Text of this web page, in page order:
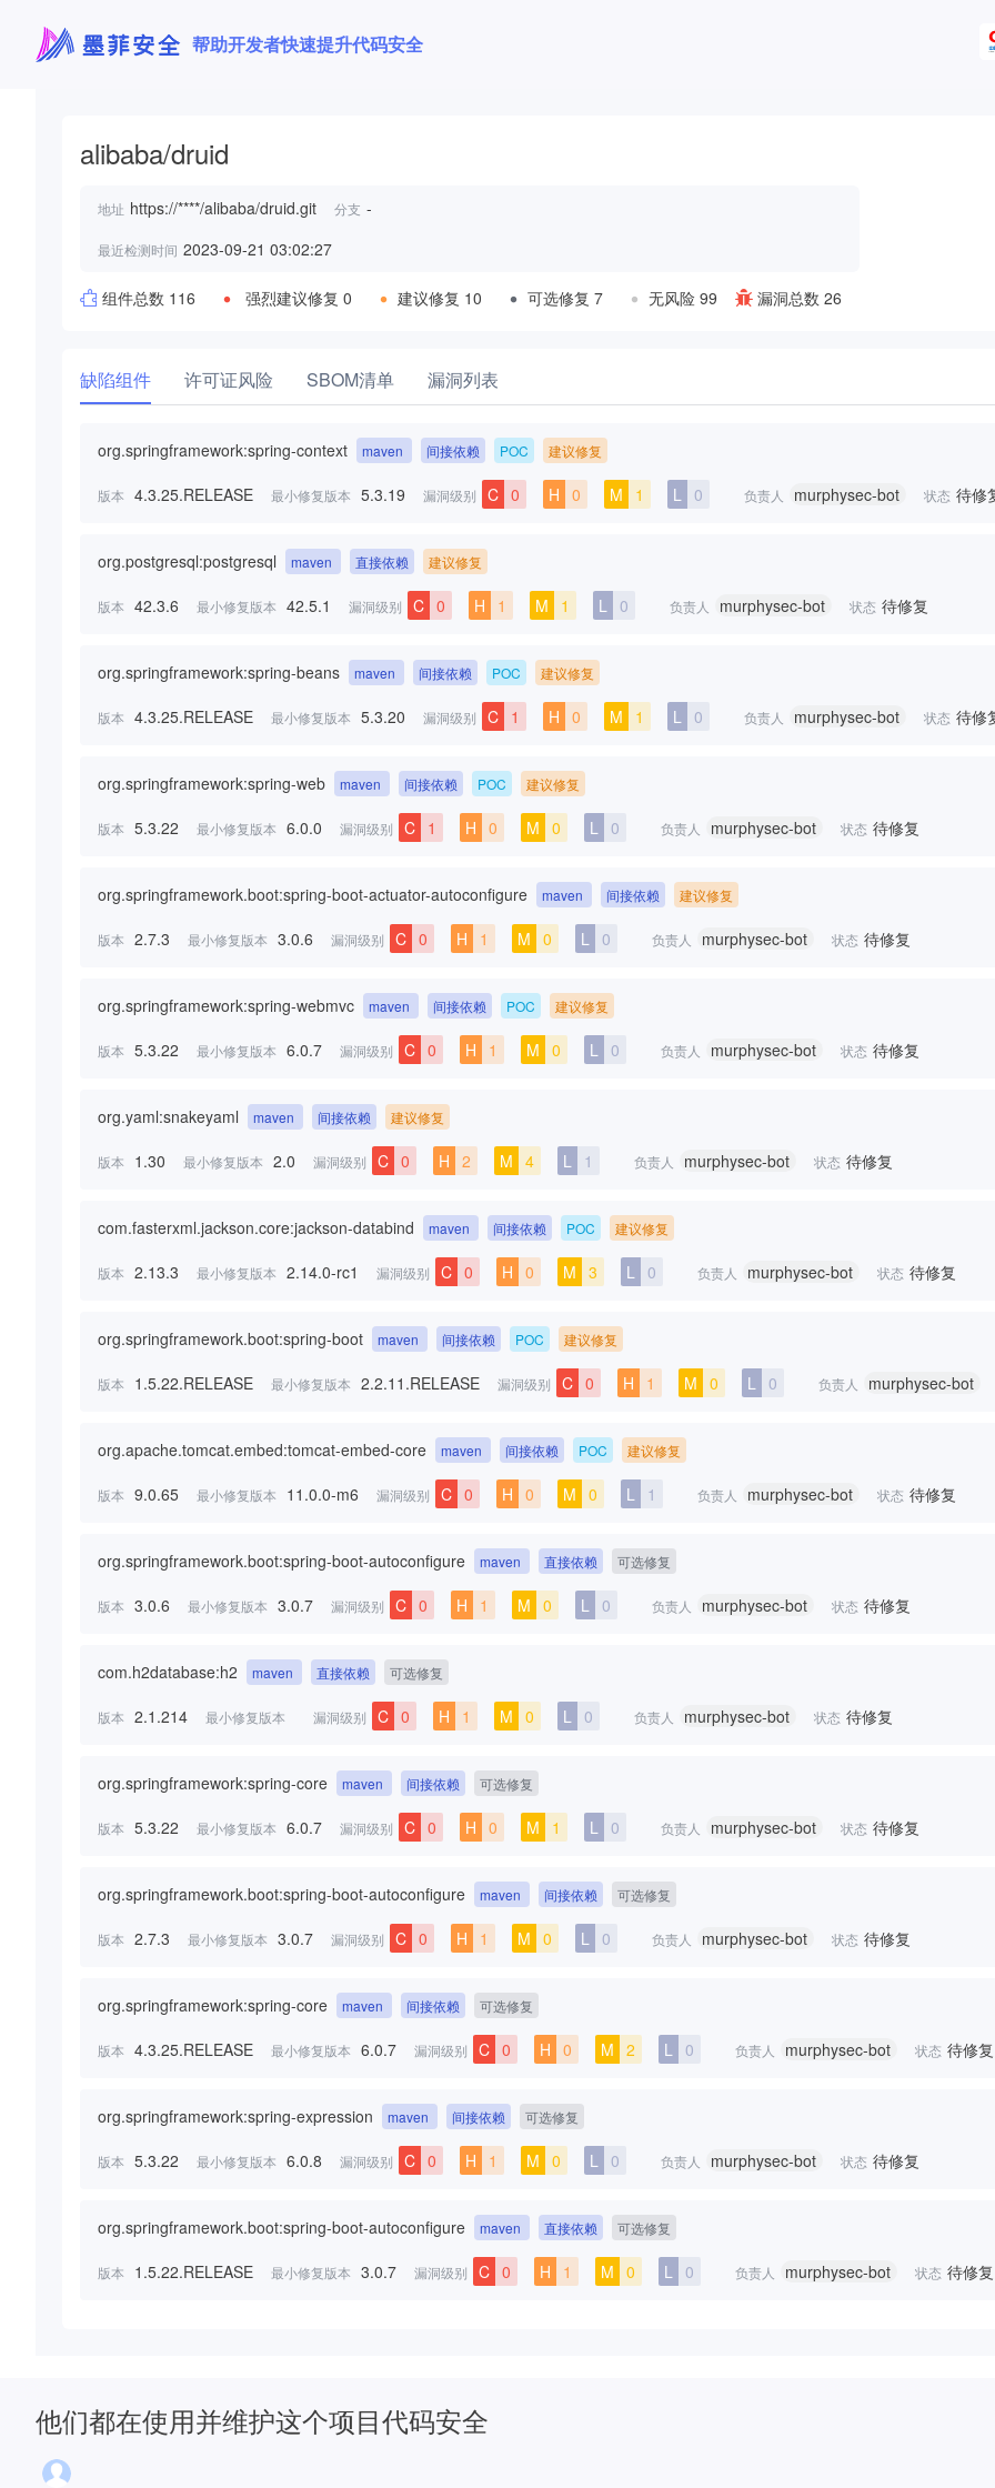
帮助开发者快速提升代码安全
alibaba/druid
地址 https://****/alibaba/druid.git 分支 -
最近检测时间 2023-09-21 03:02:27
组件总数 116 强烈建议修复 0 建议修复 10 可选修复 7 无风险 99 漏洞总数 26
缺陷组件 许可证风险 SBOM清单 漏洞列表
org.springframework:spring-context maven 间接依赖 POC 建议修复
版本 4.3.25.RELEASE 最小修复版本 5.3.19 漏洞级别 C 0 H 0 M 1 L 0 负责人 murphysec-bot 状态 待修
org.postgresql:postgresql maven 直接依赖 建议修复
版本 42.3.6 最小修复版本 42.5.1 漏洞级别 C 0 H 1 M 1 L 0 负责人 murphysec-bot 状态 待修复
org.springframework:spring-beans maven 间接依赖 POC 建议修复
版本 4.3.25.RELEASE 最小修复版本 5.3.20 漏洞级别 C 1 H 0 M 1 L 0 负责人 murphysec-bot 状态 待修
org.springframework:spring-web maven 间接依赖 POC 建议修复
版本 5.3.22 最小修复版本 6.0.0 漏洞级别 C 1 H 0 M 0 L 0 负责人 murphysec-bot 状态 待修复
org.springframework.boot:spring-boot-actuator-autoconfigure maven 间接依赖 建议修复
版本 2.7.3 最小修复版本 3.0.6 漏洞级别 C 0 H 1 M 0 L 0 负责人 murphysec-bot 状态 待修复
org.springframework:spring-webmvc maven 间接依赖 POC 建议修复
版本 5.3.22 最小修复版本 6.0.7 漏洞级别 C 0 H 1 M 0 L 0 负责人 murphysec-bot 状态 待修复
org.yaml:snakeyaml maven 间接依赖 建议修复
版本 1.30 最小修复版本 2.0 漏洞级别 C 0 H 2 M 4 L 1 负责人 murphysec-bot 状态 待修复
com.fasterxml.jackson.core:jackson-databind maven 间接依赖 POC 建议修复
版本 2.13.3 最小修复版本 2.14.0-rc1 漏洞级别 C 0 H 0 M 3 L 0 负责人 murphysec-bot 状态 待修复
org.springframework.boot:spring-boot maven 间接依赖 POC 建议修复
版本 1.5.22.RELEASE 最小修复版本 2.2.11.RELEASE 漏洞级别 C 0 H 1 M 0 L 0 负责人 murphysec-bot
org.apache.tomcat.embed:tomcat-embed-core maven 间接依赖 POC 建议修复
版本 9.0.65 最小修复版本 11.0.0-m6 漏洞级别 C 0 H 0 M 0 L 1 负责人 murphysec-bot 状态 待修复
org.springframework.boot:spring-boot-autoconfigure maven 直接依赖 可选修复
版本 3.0.6 最小修复版本 3.0.7 漏洞级别 C 0 H 1 M 0 L 0 负责人 murphysec-bot 状态 待修复
com.h2database:h2 maven 直接依赖 可选修复
版本 2.1.214 最小修复版本 漏洞级别 C 0 H 1 M 0 L 0 负责人 murphysec-bot 状态 待修复
org.springframework:spring-core maven 间接依赖 可选修复
版本 5.3.22 最小修复版本 6.0.7 漏洞级别 C 0 H 0 M 1 L 0 负责人 murphysec-bot 状态 待修复
org.springframework.boot:spring-boot-autoconfigure maven 间接依赖 可选修复
版本 2.7.3 最小修复版本 3.0.7 漏洞级别 C 0 H 1 M 0 L 0 负责人 murphysec-bot 状态 待修复
org.springframework:spring-core maven 间接依赖 可选修复
版本 4.3.25.RELEASE 最小修复版本 6.0.7 漏洞级别 C 0 H 0 M 2 L 0 负责人 murphysec-bot 状态 待修复
org.springframework:spring-expression maven 间接依赖 可选修复
版本 5.3.22 最小修复版本 6.0.8 漏洞级别 C 0 H 1 M 0 L 0 负责人 murphysec-bot 状态 待修复
org.springframework.boot:spring-boot-autoconfigure maven 直接依赖 可选修复
版本 1.5.22.RELEASE 最小修复版本 3.0.7 漏洞级别 C 0 H 1 M 0 L 0 负责人 murphysec-bot 状态 待修复
他们都在使用并维护这个项目代码安全